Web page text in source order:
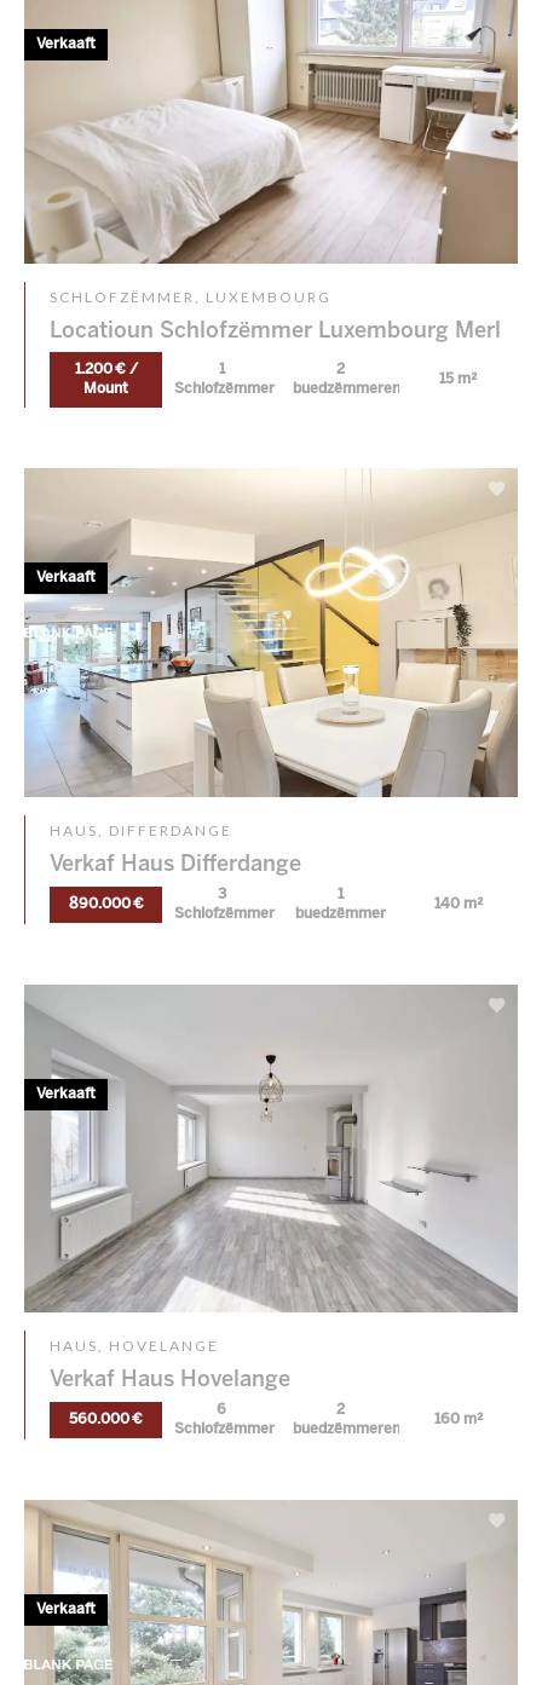
SCHLOFZËMMER, LUXEMBOURG
Locatioun Schlofzëmmer Luxembourg Merl
1.200 € /
Mount
1
Schlofzëmmer
2
buedzëmmeren
15 m²
Verkaaft
HAUS, DIFFERDANGE
Verkaf Haus Differdange
890.000 €
3
Schlofzëmmer
1
buedzëmmer
140 m²
Verkaaft
HAUS, HOVELANGE
Verkaf Haus Hovelange
560.000 €
6
Schlofzëmmer
2
buedzëmmeren
160 m²
Verkaaft
Verkaaft